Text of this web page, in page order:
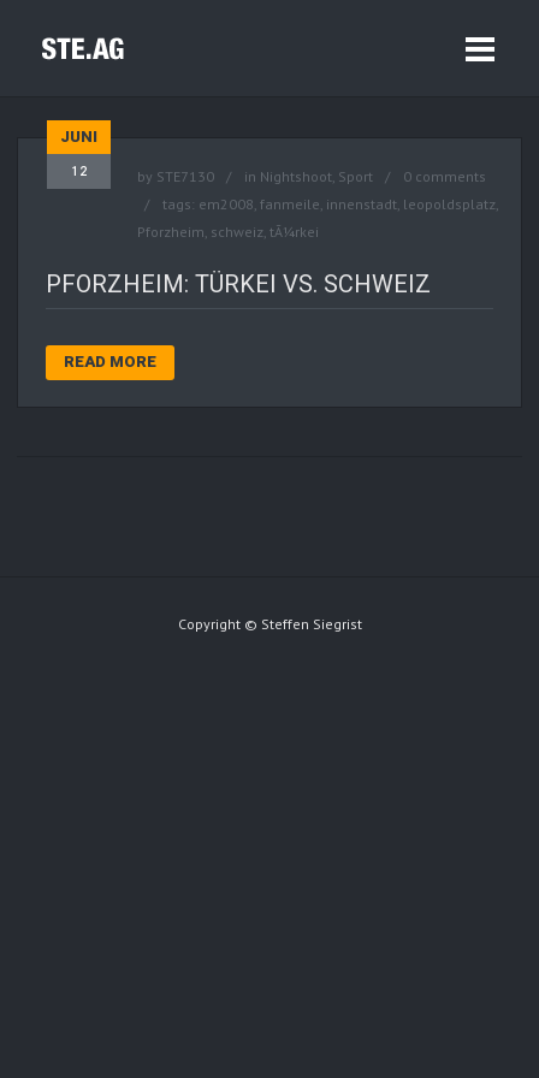
JUNI
12 by STE7130 in Nightshoot, Sport
0 comments
tags: em2008, fanmeile, innenstadt, leopoldsplatz,
Pforzheim, schweiz, tÃ¼rkei
PFORZHEIM: TÜRKEI VS. SCHWEIZ
READ MORE
Copyright © Steffen Siegrist